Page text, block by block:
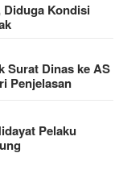
Diduga Kondisi
Surat Dinas ke AS
Penjelasan
Pelaku